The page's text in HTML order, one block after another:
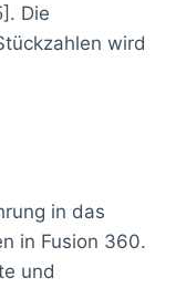
Die
wird
in das
in Fusion 360.
und